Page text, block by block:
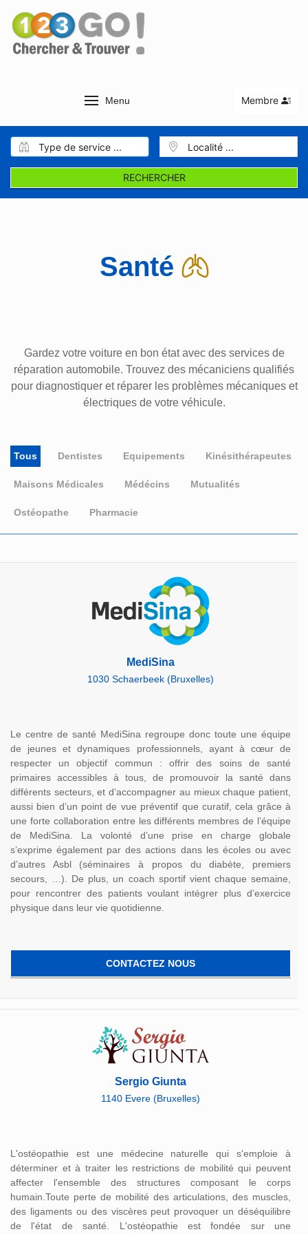
Menu Membre
RECHERCHER
Santé
Gardez votre voiture en bon état avec des services de
réparation automobile. Trouvez des mécaniciens qualifiés
pour diagnostiquer et réparer les problèmes mécaniques et
électriques de votre véhicule.
Tous Dentistes Equipements Kinésithérapeutes
Maisons Médicales Médécins Mutualités
Ostéopathe Pharmacie
MediSina
1030 Schaerbeek (Bruxelles)
Le centre de santé MediSina regroupe donc toute une équipe
de jeunes et dynamiques professionnels, ayant à cœur de
respecter un objectif commun : offrir des soins de santé
primaires accessibles à tous, de promouvoir la santé dans
différents secteurs, et d’accompagner au mieux chaque patient,
aussi bien d’un point de vue préventif que curatif, cela grâce à
une forte collaboration entre les différents membres de l’équipe
de MediSina. La volonté d’une prise en charge globale
s’exprime également par des actions dans les écoles ou avec
d’autres Asbl (séminaires à propos du diabète, premiers
secours, …). De plus, un coach sportif vient chaque semaine,
pour rencontrer des patients voulant intégrer plus d’exercice
physique dans leur vie quotidienne.
CONTACTEZ NOUS
Sergio Giunta
1140 Evere (Bruxelles)
L'ostéopathie est une médecine naturelle qui s'emploie à
déterminer et à traiter les restrictions de mobilité qui peuvent
affecter l'ensemble des structures composant le corps
humain.Toute perte de mobilité des articulations, des muscles,
des ligaments ou des viscères peut provoquer un déséquilibre
de l'état de santé. L'ostéopathie est fondée sur une